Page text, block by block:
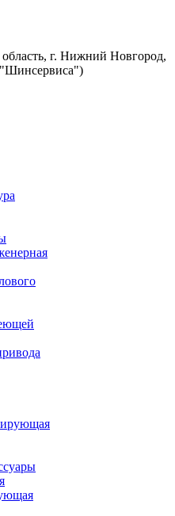
г. Нижний Новгород,
"Шинсервиса")